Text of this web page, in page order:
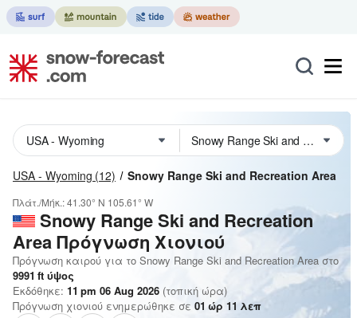
USA - Wyoming (12) Snowy Range Ski and Recreation Area
Πλάτ./Μήκ.:41.30° N 105.61° W
Snowy Range Ski and Recreation
AreaΠρόγνωση Χιονιού
Πρόγνωση καιρού για το Snowy Range Ski and Recreation Area στο
9991 ft ύψος
Εκδόθηκε: 11 pm 06 Aug 2026 (τοπική ώρα)
Πρόγνωση χιονιού ενημερώθηκε σε 01 ώρ 11 λεπ